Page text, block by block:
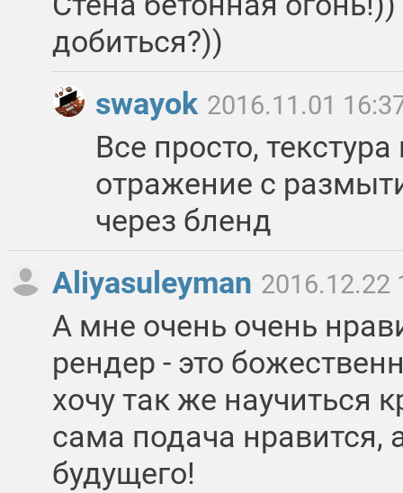
добиться?))
swayok 2016.11.01
Все просто,
отражение с
через бленд
Aliyasuleyman 2016.12.22
А мне очень очень
рендер - это
хочу так же научиться
сама подача нравится,
будущего!